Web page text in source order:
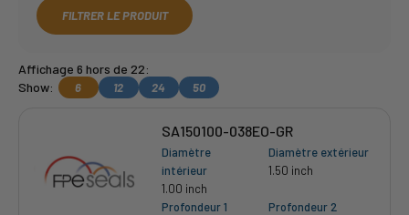
FILTRER LE PRODUIT
Affichage 6 hors de 22:
Show:
6 12 24 50
SA150100-038EO-GR
Diamètre
intérieur
1.00 inch
Diamètre extérieur
1.50 inch
Profondeur 1
Profondeur 2